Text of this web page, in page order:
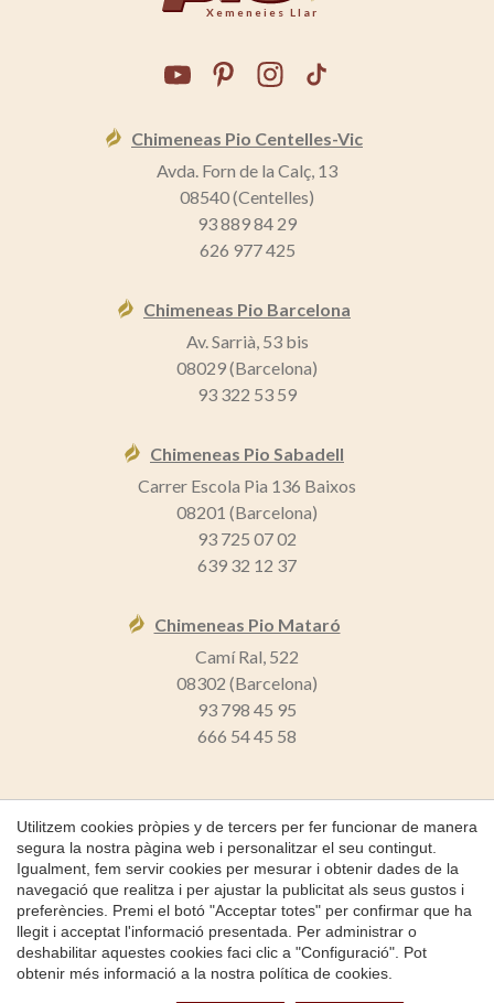
Xemeneies Llar
Chimeneas Pio Centelles-Vic
Avda. Forn de la Calç, 13
08540 (Centelles)
93 889 84 29
626 977 425
Chimeneas Pio Barcelona
Av. Sarrià, 53 bis
08029 (Barcelona)
93 322 53 59
Chimeneas Pio Sabadell
Carrer Escola Pia 136 Baixos
08201 (Barcelona)
93 725 07 02
639 32 12 37
Chimeneas Pio Mataró
Camí Ral, 522
08302 (Barcelona)
93 798 45 95
666 54 45 58
Copyright 2026 © Chimeneas Pio
Inici
Política de Cookies
byiEstrategic
Utilitzem cookies pròpies y de tercers per fer funcionar de manera
segura la nostra pàgina web i personalitzar el seu contingut.
Igualment, fem servir cookies per mesurar i obtenir dades de la
navegació que realitza i per ajustar la publicitat als seus gustos i
preferències. Premi el botó "Acceptar totes" per confirmar que ha
llegit i acceptat l'informació presentada. Per administrar o
deshabilitar aquestes cookies faci clic a "Configuració". Pot
obtenir més informació a la nostra política de cookies
Guardar configuració Acceptar totes